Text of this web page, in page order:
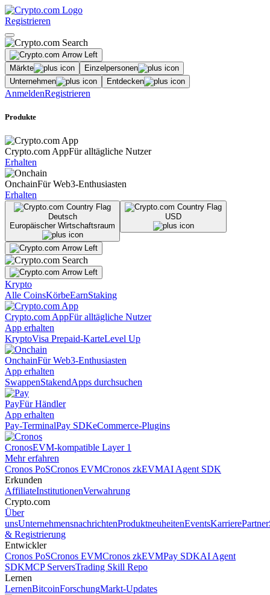
Registrieren
Märkte
Einzelpersonen
Unternehmen
Entdecken
AnmeldenRegistrieren
Produkte
Crypto.com AppFür alltägliche Nutzer
Erhalten
OnchainFür Web3-Enthusiasten
Erhalten
Deutsch
Europäischer Wirtschaftsraum
USD
Krypto
Alle CoinsKörbeEarnStaking
Crypto.com AppFür alltägliche Nutzer
App erhalten
KryptoVisa Prepaid-KarteLevel Up
OnchainFür Web3-Enthusiasten
App erhalten
SwappenStakendApps durchsuchen
PayFür Händler
App erhalten
Pay-TerminalPay SDKeCommerce-Plugins
CronosEVM-kompatible Layer 1
Mehr erfahren
Cronos PoSCronos EVMCronos zkEVMAI Agent SDK
Erkunden
AffiliateInstitutionenVerwahrung
Crypto.com
Über
unsUnternehmensnachrichtenProduktneuheitenEventsKarrierePartner
& Registrierung
Entwickler
Cronos PoSCronos EVMCronos zkEVMPay SDKAI Agent
SDKMCP ServersTrading Skill Repo
Lernen
LernenBitcoinForschungMarkt-Updates